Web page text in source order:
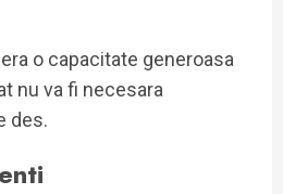
o capacitate generoasa
nu va fi necesara
des.